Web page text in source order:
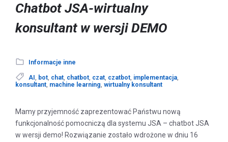
Chatbot JSA-wirtualny
konsultant w wersji DEMO
Informacje inne
AI , bot, chat, chatbot, czat, czatbot, implementacja,
konsultant, machine learning, wirtualny konsultant
Mamy przyjemność zaprezentować Państwu nową
funkcjonalność pomocniczą dla systemu JSA – chatbot JSA
w wersji demo! Rozwiązanie zostało wdrożone w dniu 16